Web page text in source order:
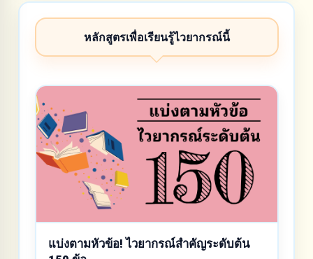
หลักสูตรเพื่อเรียนรู้ไวยากรณ์นี้
แบ่งตามหัวข้อ! ไวยากรณ์สำคัญระดับต้น